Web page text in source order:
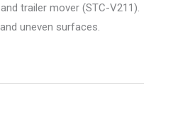
trailer mover (STC-V211).
uneven surfaces.